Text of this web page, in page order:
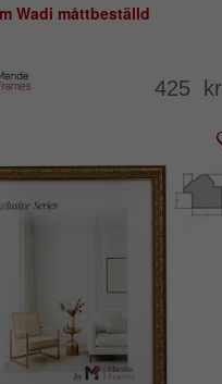
Wadi måttbeställd
425 kr